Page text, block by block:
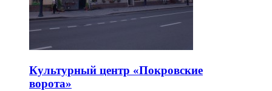
Культурный центр «Покровские
ворота»